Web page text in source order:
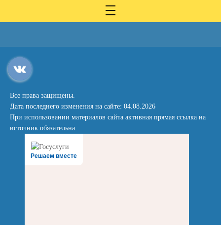
Все права защищены.
Дата последнего изменения на сайте: 04.08.2026
При использовании материалов сайта активная прямая ссылка на
источник обязательна
Решаем вместе